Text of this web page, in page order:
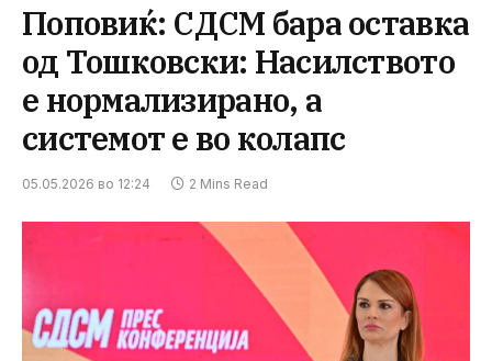
Поповиќ: СДСМ бара оставка
од Тошковски: Насилството
е нормализирано, а
системот е во колапс
05.05.2026 во 12:24 2 Mins Read